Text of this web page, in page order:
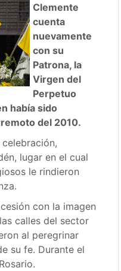
Clemente
cuenta
nuevamente
con su
Patrona, la
Virgen del
Perpetuo
había sido
del 2010.
lugar en el cual
le rindieron
con la imagen
calles del sector
al peregrinar
su fe. Durante el